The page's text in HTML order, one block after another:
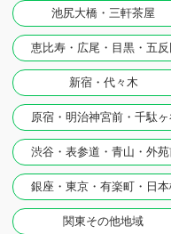
池尻大橋・三軒茶屋
恵比寿・広尾・目黒・五反
新宿・代々木
原宿・明治神宮前・千駄
渋谷・表参道・青山・外
銀座・東京・有楽町・日
関東その他地域